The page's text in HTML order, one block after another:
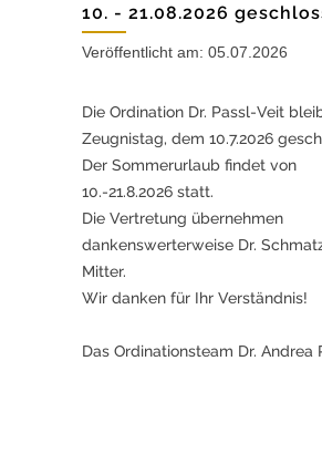
10. - 21.08.2026
Veröffentlicht am: 05.07.2026
Die Ordination Dr. Passl-Veit
Zeugnistag, dem 10.7.2026
Der Sommerurlaub findet von
10.-21.8.2026 statt.
Die Vertretung übernehmen
dankenswerterweise Dr.
Mitter.
Wir danken für Ihr Verständnis!
Das Ordinationsteam Dr. Andrea